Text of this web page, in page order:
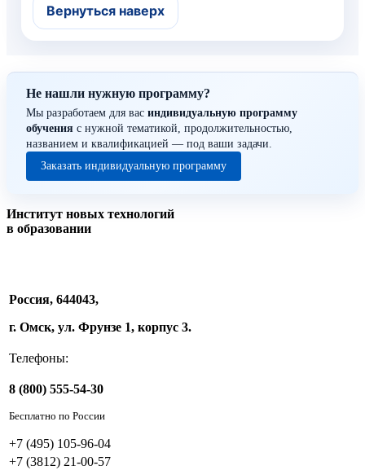
образовательного маршрута
профессиональных сообществах
Вернуться наверх
Не нашли нужную программу?
Мы разработаем для вас индивидуальную программу
обучения с нужной тематикой, продолжительностью,
названием и квалификацией — под ваши задачи.
Заказать индивидуальную программу
Институт новых технологий
в образовании
Россия, 644043,
г. Омск, ул. Фрунзе 1, корпус 3.
Телефоны:
8 (800) 555-54-30
Бесплатно по России
+7 (495) 105-96-04
+7 (3812) 21-00-57